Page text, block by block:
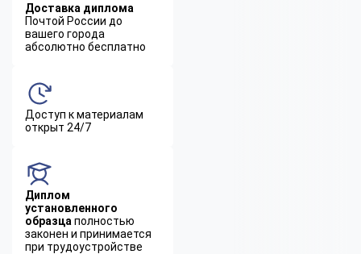
Доставка диплома
Почтой России до
вашего города
абсолютно бесплатно
Доступ к материалам
открыт 24/7
Диплом
установленного
образца полностью
законен и принимается
при трудоустройстве